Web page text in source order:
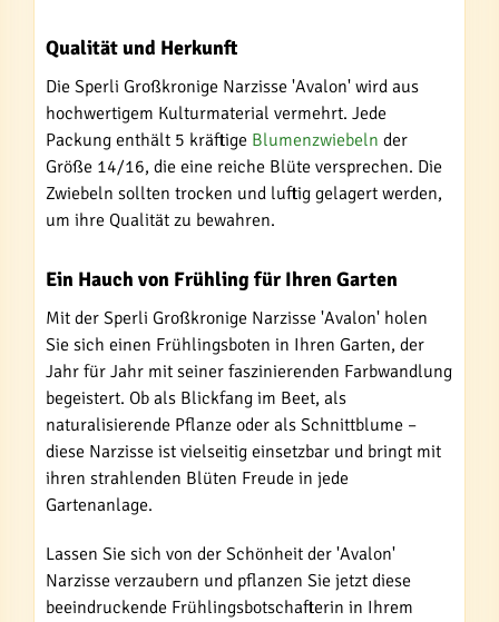
Qualität und Herkunft
Die Sperli Großkronige Narzisse 'Avalon' wird aus
hochwertigem Kulturmaterial vermehrt. Jede
Packung enthält 5 kräftige Blumenzwiebeln der
Größe 14/16, die eine reiche Blüte versprechen. Die
Zwiebeln sollten trocken und luftig gelagert werden,
um ihre Qualität zu bewahren.
Ein Hauch von Frühling für Ihren Garten
Mit der Sperli Großkronige Narzisse 'Avalon' holen
Sie sich einen Frühlingsboten in Ihren Garten, der
Jahr für Jahr mit seiner faszinierenden Farbwandlung
begeistert. Ob als Blickfang im Beet, als
naturalisierende Pflanze oder als Schnittblume –
diese Narzisse ist vielseitig einsetzbar und bringt mit
ihren strahlenden Blüten Freude in jede
Gartenanlage.
Lassen Sie sich von der Schönheit der 'Avalon'
Narzisse verzaubern und pflanzen Sie jetzt diese
beeindruckende Frühlingsbotschafterin in Ihrem